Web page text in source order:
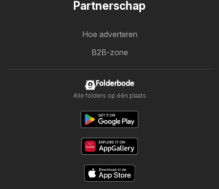
Partnerschap
Hoe adverteren
B2B-zone
Folderbode
Alle folders op één plaats